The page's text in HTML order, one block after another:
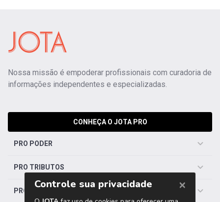
Nossa missão é empoderar profissionais com curadoria de
informações independentes e especializadas.
CONHEÇA O JOTA PRO
PRO PODER
PRO TRIBUTOS
PRO TRABALHISTA